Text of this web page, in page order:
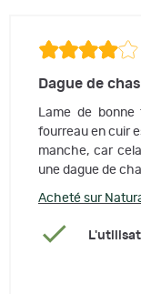
Dague de
Lame de
fourreau en cuir
manche, car
une dague de
Acheté sur